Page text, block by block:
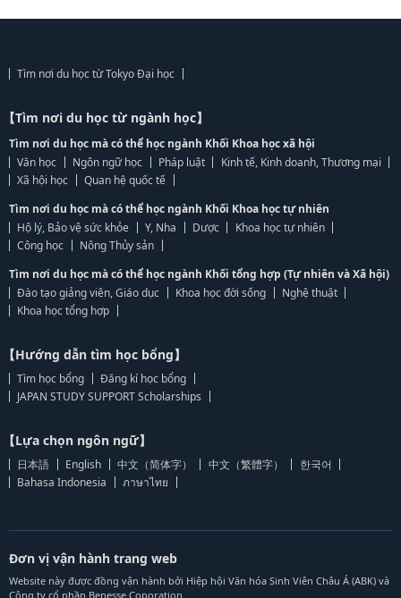
Tìm nơi du học từ Tokyo Đại học
【Tìm nơi du học từ ngành học】
Tìm nơi du học mà có thể học ngành Khối Khoa học xã hội
Văn học
Ngôn ngữ học Pháp luật
Kinh tế, Kinh doanh, Thương mại
Xã hội học
Quan hệ quốc tế
Tìm nơi du học mà có thể học ngành Khối Khoa học tự nhiên
Hộ lý, Bảo vệ sức khỏe
Y, Nha Dược
Khoa học tự nhiên
Công học
Nông Thủy sản
Tìm nơi du học mà có thể học ngành Khối tổng hợp (Tự nhiên và Xã hội)
Đào tạo giảng viên, Giáo dục
Khoa học đời sống
Nghệ thuật
Khoa học tổng hợp
【Hướng dẫn tìm học bổng】
Tìm học bổng
Đăng kí học bổng
JAPAN STUDY SUPPORT Scholarships
【Lựa chọn ngôn ngữ】
日本語 English 中文（简体字） 中文（繁體字）
한국어
Bahasa Indonesia
ภาษาไทย
Đơn vị vận hành trang web
Website này được đồng vận hành bởi Hiệp hội Văn hóa Sinh Viên Châu Á (ABK) và
Công ty cổ phần Benesse Coporation.